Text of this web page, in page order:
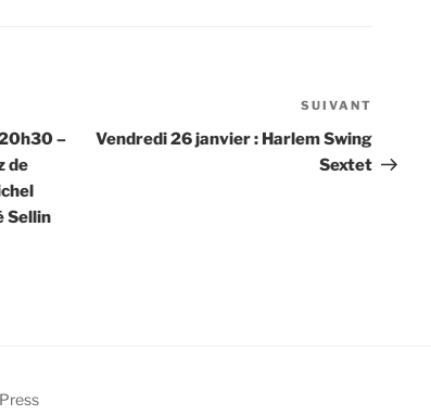
–
de
Sellin
suivant
SUIVANT
Vendredi 26 janvier : Harlem Swing
Sextet